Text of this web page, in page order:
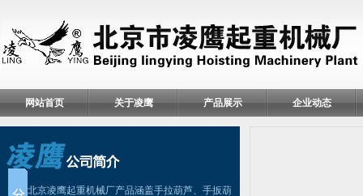
网站首页 关于凌鹰 产品展示 企业动态
北京凌鹰起重机械厂产品涵盖手拉葫芦、手扳葫